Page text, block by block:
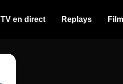
TV en direct Replays